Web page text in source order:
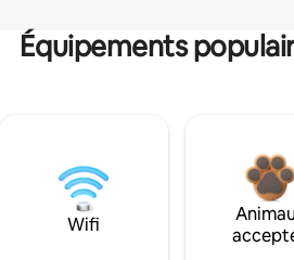
Équipements
Wifi